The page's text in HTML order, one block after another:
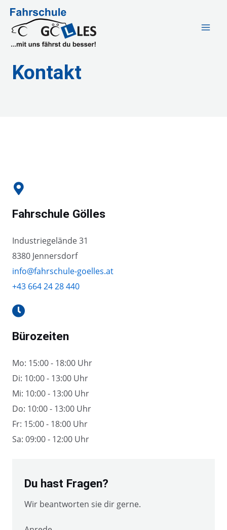
Kontakt
Du hast Fragen?
Wir beantworten sie dir gerne.
Fahrschule Gölles
Industriegelände 31
8380 Jennersdorf
info@fahrschule-goelles.at
+43 664 24 28 440
Bürozeiten
Mo: 15:00 - 18:00 Uhr
Di: 10:00 - 13:00 Uhr
Mi: 10:00 - 13:00 Uhr
Do: 10:00 - 13:00 Uhr
Fr: 15:00 - 18:00 Uhr
Sa: 09:00 - 12:00 Uhr